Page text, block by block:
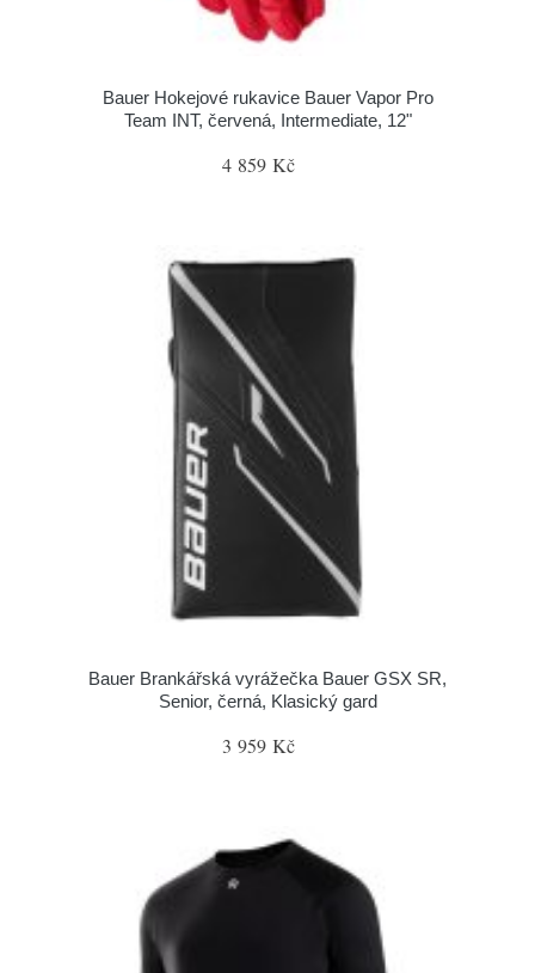
Bauer Hokejové rukavice Bauer Vapor Pro
Team INT, červená, Intermediate, 12"
4 859 Kč
Bauer Brankářská vyrážečka Bauer GSX SR,
Senior, černá, Klasický gard
3 959 Kč